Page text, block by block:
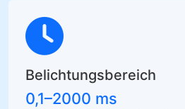
Belichtungsbereich
0,1–2000 ms